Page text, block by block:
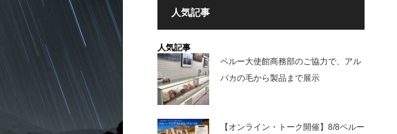
人気記事
人気記事
ペルー大使館商務部のご協力で、アル
パカの毛から製品まで展示
【オンライン・トーク開催】8/8ペルー